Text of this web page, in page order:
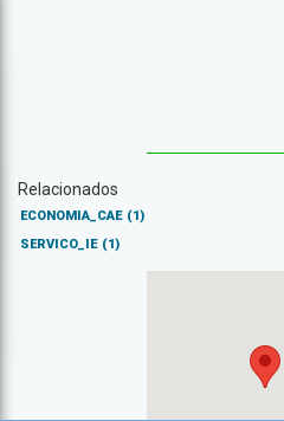
Relacionados
ECONOMIA_CAE (1)
SERVICO_IE (1)